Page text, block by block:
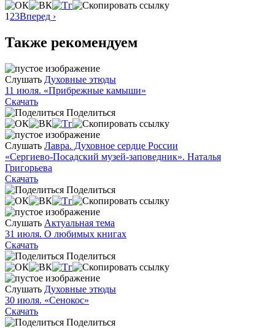
1 23Вперед ›
Также рекомендуем
Слушать Духовные этюды
11 июля. «Прибрежные камыши»
Скачать
Поделиться
Слушать Лавра. Духовное сердце России
«Сергиево-Посадский музей-заповедник». Наталья
Григорьева
Скачать
Поделиться
Слушать Актуальная тема
31 июля. О любимых книгах
Скачать
Поделиться
Слушать Духовные этюды
30 июля. «Сенокос»
Скачать
Поделиться